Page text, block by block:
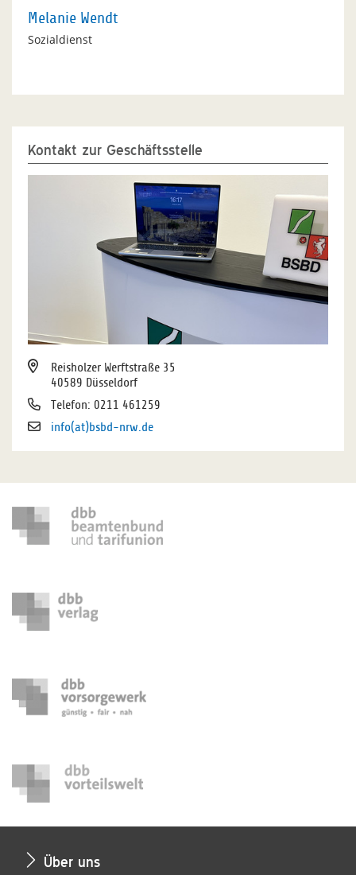
Melanie Wendt
Sozialdienst
Kontakt zur Geschäftsstelle
Reisholzer Werftstraße 35
40589 Düsseldorf
Telefon: 0211 461259
info(at)bsbd-nrw.de
Über uns